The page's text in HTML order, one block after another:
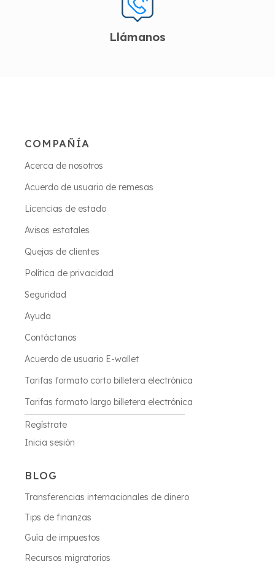
Llámanos
COMPAÑÍA
Acerca de nosotros
Acuerdo de usuario de remesas
Licencias de estado
Avisos estatales
Quejas de clientes
Política de privacidad
Seguridad
Ayuda
Contáctanos
Acuerdo de usuario E-wallet
Tarifas formato corto billetera electrónica
Tarifas formato largo billetera electrónica
Regístrate
Inicia sesión
BLOG
Transferencias internacionales de dinero
Tips de finanzas
Guía de impuestos
Recursos migratorios